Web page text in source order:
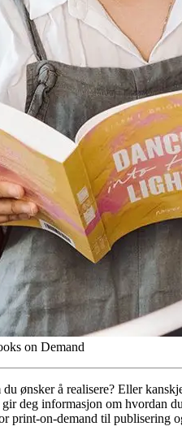
on Demand
ønsker å realisere? Eller
deg informasjon om hvordan
print-on-demand til publisering